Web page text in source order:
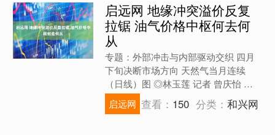
启远网 地缘冲突溢价反复
拉锯 油气价格中枢何去何
从
专题：外部冲击与内部驱动交织 四月
下旬决断市场方向 天然气当月连续
（日线）图 ◎林玉莲 记者 曾庆怡 美以
伊冲突持续发酵逾月，我国原油、天然
气市场被波及。油气领....
启远网 查看： 150 分类：和兴网